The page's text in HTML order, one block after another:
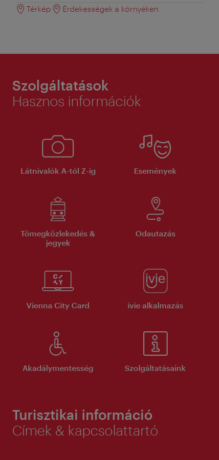
Térkép
Érdekességek a környéken
Szolgáltatások
Hasznos információk
Látnivalók A-tól Z-ig Események
Tömegközlekedés &
jegyek
Odautazás
Vienna City Card ivie alkalmazás
Akadálymentesség Szolgáltatásaink
Turisztikai információ
Címek & kapcsolattartó